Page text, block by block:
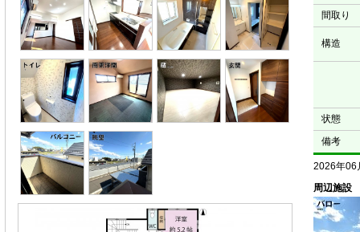
間取り
構造
状態
備考
2026年06
周辺施設